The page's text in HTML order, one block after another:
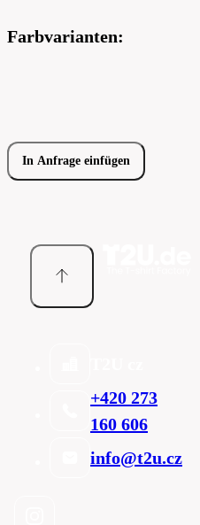
Farbvarianten:
In Anfrage einfügen
+420 273
160 606
info@t2u.cz